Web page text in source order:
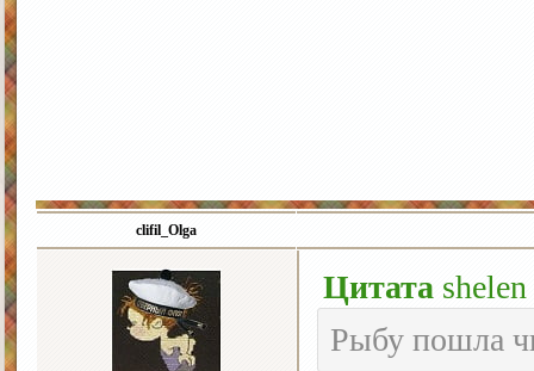
clifil_Olga
Цитата shelen
Рыбу пошла